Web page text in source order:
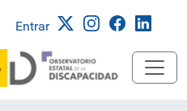
Entrar